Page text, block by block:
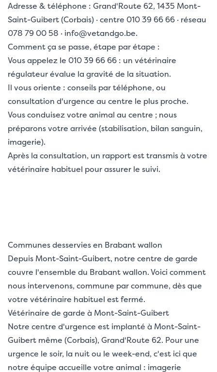
Adresse & téléphone : Grand'Route 62, 1435 Mont-
Saint-Guibert (Corbais) · centre 010 39 66 66 · réseau
078 79 00 58 · info@vetandgo.be.
Comment ça se passe, étape par étape :
Vous appelez le 010 39 66 66 : un vétérinaire
régulateur évalue la gravité de la situation.
Il vous oriente : conseils par téléphone, ou
consultation d'urgence au centre le plus proche.
Vous conduisez votre animal au centre ; nous
préparons votre arrivée (stabilisation, bilan sanguin,
imagerie).
Après la consultation, un rapport est transmis à votre
vétérinaire habituel pour assurer le suivi.
Communes desservies en Brabant wallon
Depuis Mont-Saint-Guibert, notre centre de garde
couvre l'ensemble du Brabant wallon. Voici comment
nous intervenons, commune par commune, dès que
votre vétérinaire habituel est fermé.
Vétérinaire de garde à Mont-Saint-Guibert
Notre centre d'urgence est implanté à Mont-Saint-
Guibert même (Corbais), Grand'Route 62. Pour une
urgence le soir, la nuit ou le week-end, c'est ici que
notre équipe accueille votre animal : imagerie